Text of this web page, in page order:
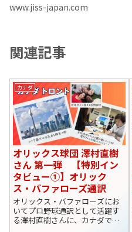
www.jiss-japan.com
関連記事
カナダ
オリックス球団 澤村直樹
さん 第一弾 【特別イン
タビュー①】オリック
ス・バファローズ通訳
オリックス・バファローズにお
いてプロ野球通訳として活躍す
る澤村直樹さんに、カナダでの